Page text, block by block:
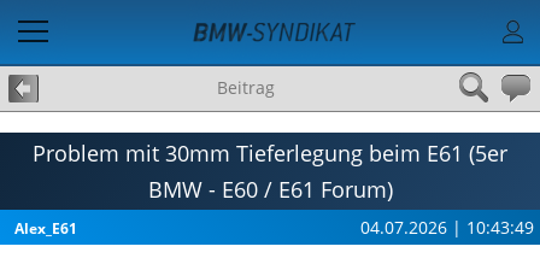
Beitrag
Problem mit 30mm Tieferlegung beim E61 (5er
BMW - E60 / E61 Forum)
Alex_E61 04.07.2026 | 10:43:49